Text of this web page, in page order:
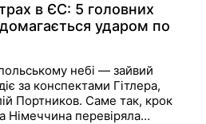
в ЄС: 5 головних
ударом по
небі — зайвий
за конспектами Гітлера,
Портников. Саме так, крок
Німеччина перевіряла